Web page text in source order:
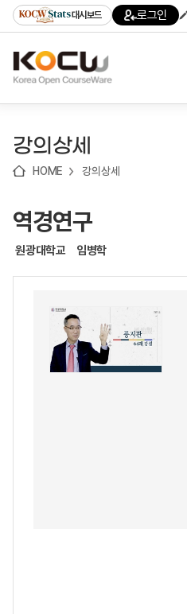
기
기
기
content)
가
대시보드 로그인
강의상세
HOME 강의상세
역경연구
원광대학교 임병학